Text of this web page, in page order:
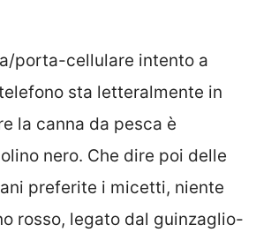
porta-cellulare intento a
sta letteralmente in
la canna da pesca è
nero. Che dire poi delle
preferite i micetti, niente
rosso, legato dal guinzaglio-